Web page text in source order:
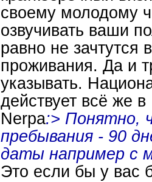
своему молодому
озвучивать ваши
равно не зачтутся
проживания. Да и
указывать.
действует всё же
Nerpa:> Понятно,
пребывания - 90
даты например с
Это если бы у вас